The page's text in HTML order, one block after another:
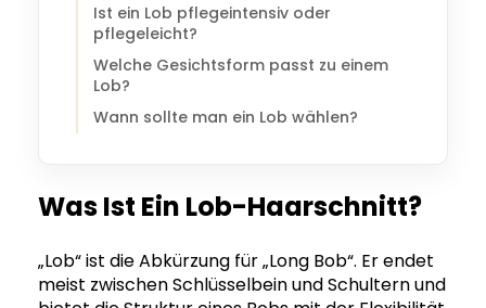
Ist ein Lob pflegeintensiv oder
pflegeleicht?
Welche Gesichtsform passt zu einem
Lob?
Wann sollte man ein Lob wählen?
Was Ist Ein Lob-Haarschnitt?
„Lob“ ist die Abkürzung für „Long Bob“. Er endet
meist zwischen Schlüsselbein und Schultern und